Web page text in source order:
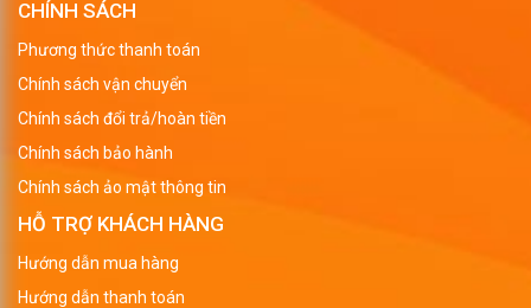
CHÍNH SÁCH
Phương thức thanh toán
Chính sách vận chuyển
Chính sách đổi trả/hoàn tiền
Chính sách bảo hành
Chính sách ảo mật thông tin
HỖ TRỢ KHÁCH HÀNG
Hướng dẫn mua hàng
Hướng dẫn thanh toán